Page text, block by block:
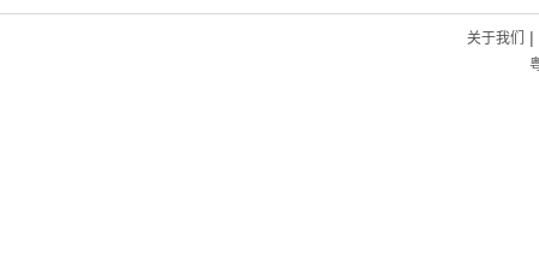
关于我们 |